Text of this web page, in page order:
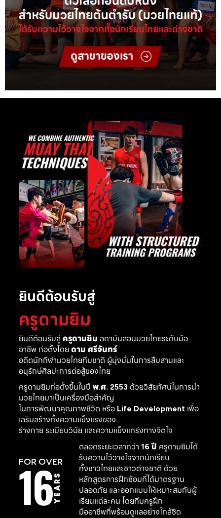
ยินดีต้อนรับสู่
ครูดามยิม
ยินดีต้อนรับสู่ ครูดามยิม สถาบันสอนมวยไทยระดับมือ
อาชีพ ก่อตั้งโดย ดาม ศรีจันทร์
อดีตนักกีฬามวยไทยทีมชาติ ผู้มุ่งมั่นในการสืบสานและ
อนุรักษ์ศิลปะการต่อสู้ของไทย
ครูดามยิมก่อตั้งขึ้นในปี พ.ศ. 2553ด้วยวิสัยทัศน์ในการนำ
มวยไทยมาเป็นเครื่องมือสำคัญ
ในการพัฒนาคุณภาพชีวิต หรือ Life Developmentเพื่อ
เสริมสร้างทั้งความแข็งแรงของ
ร่างกาย ระเบียบวินัย และความแข็งแกร่งทางจิตใจ
FOR OVER
16YEARS
ตลอดระยะเวลากว่า 16 ปี ครูดามยิมได้
รับความไว้วางใจจากนักเรียน
ทั้งชาวไทยและชาวต่างชาติ ด้วย
หลักสูตรการฝึกซ้อมที่ได้มาตรฐาน
ปลอดภัย และออกแบบให้เหมาะสมกับผู้
เรียนแต่ละคน โดยทีมครูฝึก
มืออาชีพที่พร้อมดูแลอย่างใกล้ชิด